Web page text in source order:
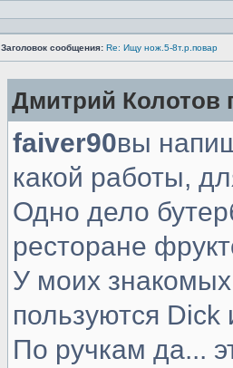
Заголовок сообщения: Re: Ищу нож.5-8т.р.повар
Дмитрий Колотов
faiver90вы
какой работы,
Одно дело
ресторане
У моих
пользуются Dick
По ручкам да...